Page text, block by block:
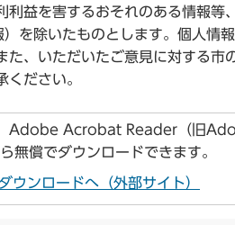
利益を害するおそれのある情報等
を除いたものとします。個人情
た、いただいたご意見に対する市
ください。
Adobe Acrobat Reader（旧
無償でダウンロードできます。
ンロードへ（外部サイト）